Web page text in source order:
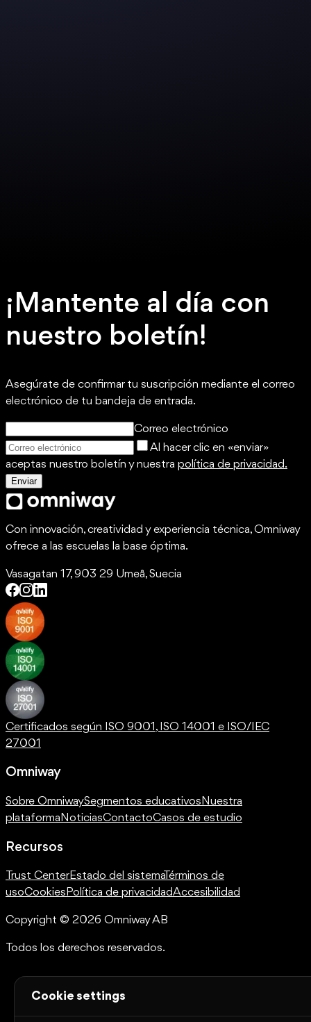
¡Mantente al día con
nuestro boletín!
Asegúrate de confirmar tu suscripción mediante el correo
electrónico de tu bandeja de entrada.
Correo electrónico
Al hacer clic en «enviar»
aceptas nuestro boletín y nuestra política de privacidad.
Enviar
Con innovación, creatividad y experiencia técnica, Omniway
ofrece a las escuelas la base óptima.
Vasagatan 17, 903 29 Umeå, Suecia
Certificados según ISO 9001, ISO 14001 e ISO/IEC
27001
Omniway
Sobre OmniwaySegmentos educativos Nuestra
plataforma NoticiasContactoCasos de estudio
Recursos
Trust CenterEstado del sistemaTérminos de
usoCookiesPolítica de privacidadAccesibilidad
Copyright © 2026 Omniway AB
Todos los derechos reservados.
Cookie settings